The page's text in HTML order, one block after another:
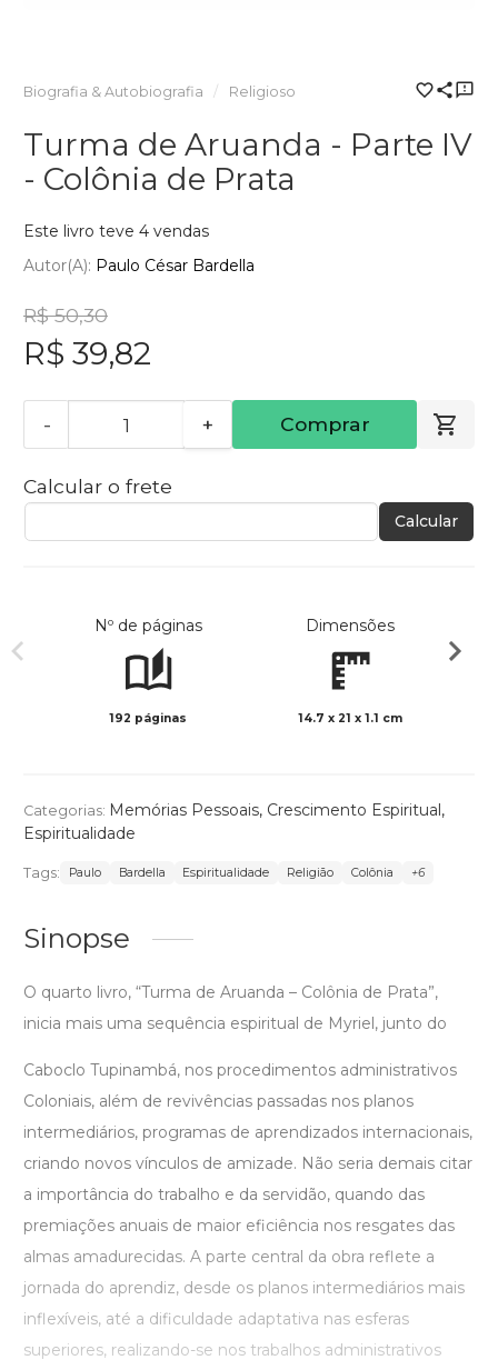
Biografia & Autobiografia Religioso
Turma de Aruanda - Parte IV
- Colônia de Prata
Este livro teve 4 vendas
Autor(a): Paulo César Bardella
R$ 50,30
R$ 39,82
- + Comprar
Calcular o frete
Calcular
Nº de páginas
192 páginas
Dimensões
14.7 x 21 x 1.1 cm
Categorias: Memórias Pessoais, Crescimento Espiritual,
Espiritualidade
Tags: Paulo Bardella Espiritualidade Religião Colônia +6
Sinopse
O quarto livro, “Turma de Aruanda – Colônia de Prata”,
inicia mais uma sequência espiritual de Myriel, junto do
Caboclo Tupinambá, nos procedimentos administrativos
Coloniais, além de revivências passadas nos planos
intermediários, programas de aprendizados internacionais,
criando novos vínculos de amizade. Não seria demais citar
a importância do trabalho e da servidão, quando das
premiações anuais de maior eficiência nos resgates das
almas amadurecidas. A parte central da obra reflete a
jornada do aprendiz, desde os planos intermediários mais
inflexíveis, até a dificuldade adaptativa nas esferas
superiores, realizando-se nos trabalhos administrativos